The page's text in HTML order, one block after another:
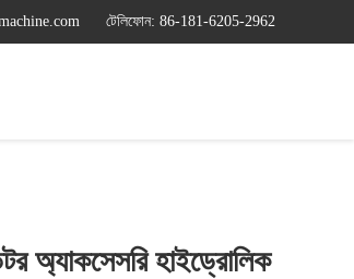
টেলিফোন: 86-181-6205-2962
অ্যাকসেসরি হাইড্রোলিক